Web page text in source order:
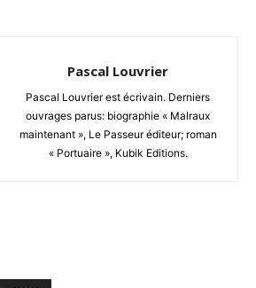
Pascal Louvrier
Pascal Louvrier est écrivain. Derniers
ouvrages parus: biographie « Malraux
maintenant », Le Passeur éditeur; roman
« Portuaire », Kubik Editions.